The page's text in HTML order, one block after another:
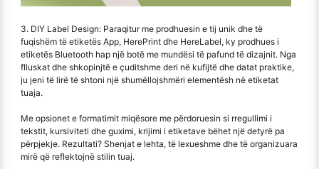
3. DIY Label Design: Paraqitur me prodhuesin e tij unik dhe të
fuqishëm të etiketës App, HerePrint dhe HereLabel, ky prodhues i
etiketës Bluetooth hap një botë me mundësi të pafund të dizajnit. Nga
flluskat dhe shkopinjtë e çuditshme deri në kufijtë dhe datat praktike,
ju jeni të lirë të shtoni një shumëllojshmëri elementësh në etiketat
tuaja.
Me opsionet e formatimit miqësore me përdoruesin si rregullimi i
tekstit, kursiviteti dhe guximi, krijimi i etiketave bëhet një detyrë pa
përpjekje. Rezultati? Shenjat e lehta, të lexueshme dhe të organizuara
mirë që reflektojnë stilin tuaj.